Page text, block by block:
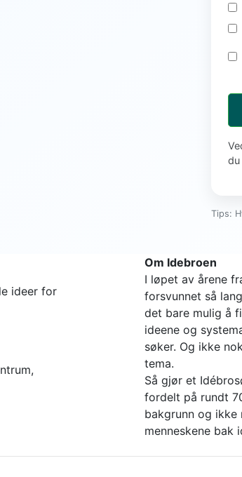
du
Tips:
ideer for
Om Idebroen
I løpet av årene
forsvunnet så
det bare mulig å
ideene og
søker. Og ikke
tema.
Så gjør et
fordelt på rundt
bakgrunn og ikke
menneskene bak